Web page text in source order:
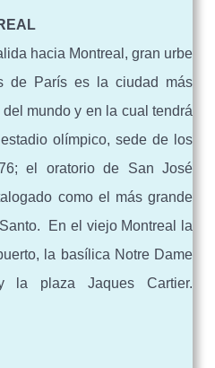
hacia Montreal, gran urbe
de París es la ciudad más
mundo y en la cual tendrá
olímpico, sede de los
el oratorio de San José
como el más grande
En el viejo Montreal la
la basílica Notre Dame
la plaza Jaques Cartier.